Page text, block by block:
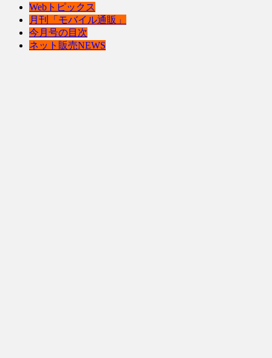
Webトピックス
月刊「モバイル通販」
今月号の目次
ネット販売NEWS